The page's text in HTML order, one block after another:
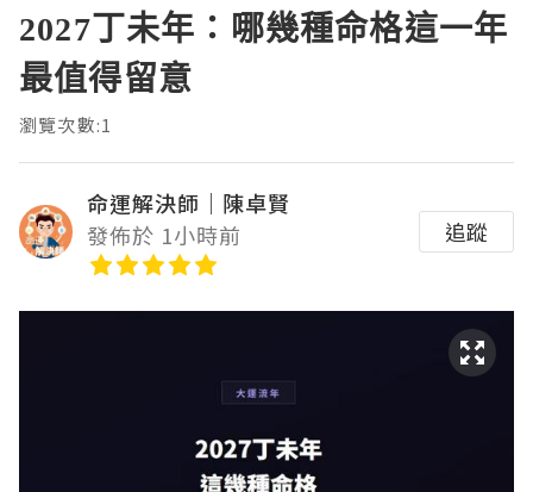
2027丁未年：哪幾種命格這一年
最值得留意
瀏覽次數:1
命運解決師｜陳卓賢
發佈於 1小時前
追蹤